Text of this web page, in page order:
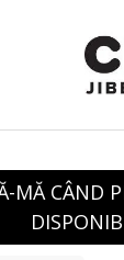
MĂ CÂND